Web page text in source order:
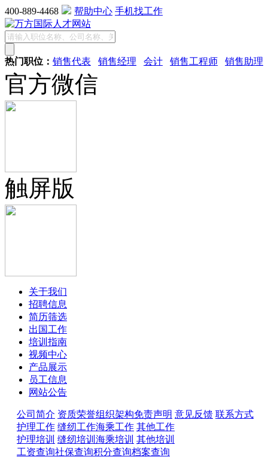
400-889-4468 帮助中心 手机找工作
热门职位： 销售代表 销售经理 会计 销售工程师 销售助理
官方微信
触屏版
关于我们
招聘信息
简历筛选
出国工作
培训指南
视频中心
产品展示
员工信息
网站公告
公司简介 资质荣誉组织架构免责声明 意见反馈 联系方式
护理工作 缝纫工作海乘工作 其他工作
护理培训 缝纫培训 海乘培训 其他培训
工资查询社保查询积分查询档案查询